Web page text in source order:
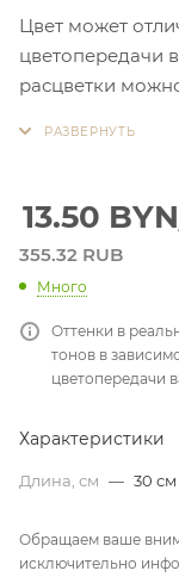
Цвет может
цветопередачи
расцветки
13.50 BYN
355.32 RUB
Много
Оттенки в
тонов в
цветопередачи
Характеристики
Длина, см — 30 см
Обращаем ваше
исключительно